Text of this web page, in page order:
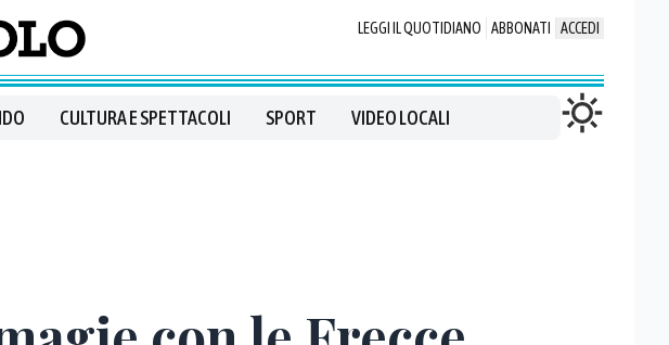
LEGGI IL QUOTIDIANO ABBONATI ACCEDI
CULTURA E SPETTACOLI SPORT VIDEO LOCALI